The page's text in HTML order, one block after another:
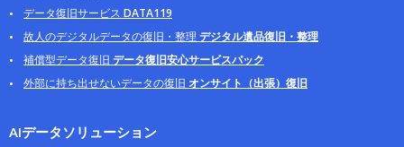
データ復旧サービス DATA119
故人のデジタルデータの復旧・整理 デジタル遺品復旧・整理
補償型データ復旧 データ復旧安心サービスパック
外部に持ち出せないデータの復旧 オンサイト（出張）復旧
AIデータソリューション